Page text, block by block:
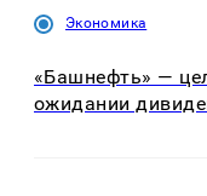
Экономика
«Башнефть» —
ожидании